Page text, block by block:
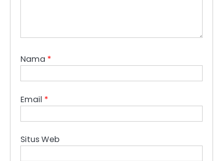
Nama *
Email *
Situs Web